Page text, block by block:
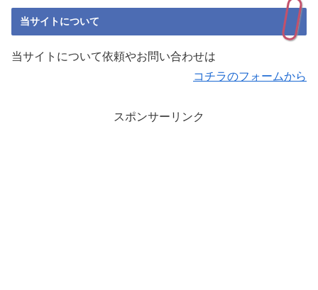
当サイトについて
当サイトについて依頼やお問い合わせは
コチラのフォームから
スポンサーリンク